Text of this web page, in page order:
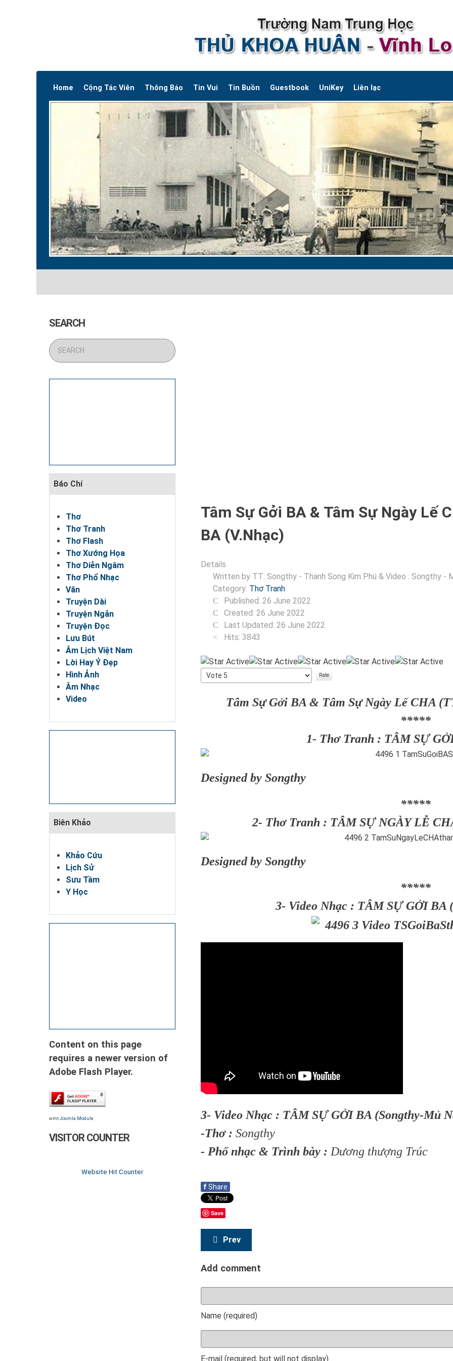
Home Cộng Tác Viên Thông Báo Tin Vui Tin Buồn Guestbook UniKey Liên lạc
SEARCH
Báo Chí
Thơ
Thơ Tranh
Thơ Flash
Thơ Xướng Họa
Thơ Diễn Ngâm
Thơ Phổ Nhạc
Văn
Truyện Dài
Truyện Ngắn
Truyện Đọc
Lưu Bút
Âm Lịch Việt Nam
Lời Hay Ý Đẹp
Hình Ảnh
Âm Nhạc
Video
Biên Khảo
Khảo Cứu
Lịch Sử
Sưu Tầm
Y Học
Content on this page
requires a newer version of
Adobe Flash Player.
wmt Joomla Module
VISITOR COUNTER
Website Hit Counter
Tâm Sự Gởi BA & Tâm Sự Ngày Lế
BA (V.Nhạc)
Details
Written by TT: Songthy - Thanh Song Kim Phú & Video : Songthy -
Category: Thơ Tranh
Published: 26 June 2022
Created: 26 June 2022
Last Updated: 26 June 2022
Hits: 3843
User
Rating:
Please
Rate
Tâm Sự Gởi BA & Tâm Sự Ngày Lế CHA
*****
1- Thơ Tranh : TÂM SỰ
Designed by Songthy
*****
2- Thơ Tranh : TÂM SỰ NGÀY LỄ
Designed by Songthy
*****
3- Video Nhạc : TÂM SỰ GỞI BA
3- Video Nhạc : TÂM SỰ GỞI BA (Songthy-Mủ
-Thơ : Songthy
- Phổ nhạc & Trình bày : Dương thượng Trúc
f Share
Save
Prev
Add comment
Name (required)
E-mail (required, but will not display)